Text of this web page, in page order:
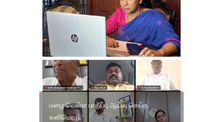
மழை வெள்ள பாதிப்பு ஆய்வு செய்த
கனிமொழி.